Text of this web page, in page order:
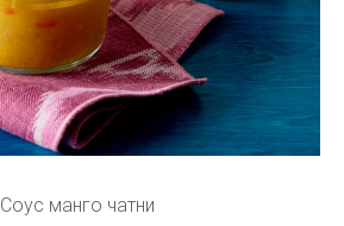
Соус манго чатни